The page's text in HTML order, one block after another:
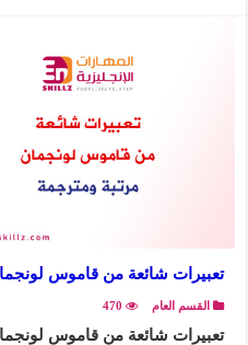
تعبيرات شائعة من قاموس
القسم العام 470
تعبيرات شائعة من قاموس